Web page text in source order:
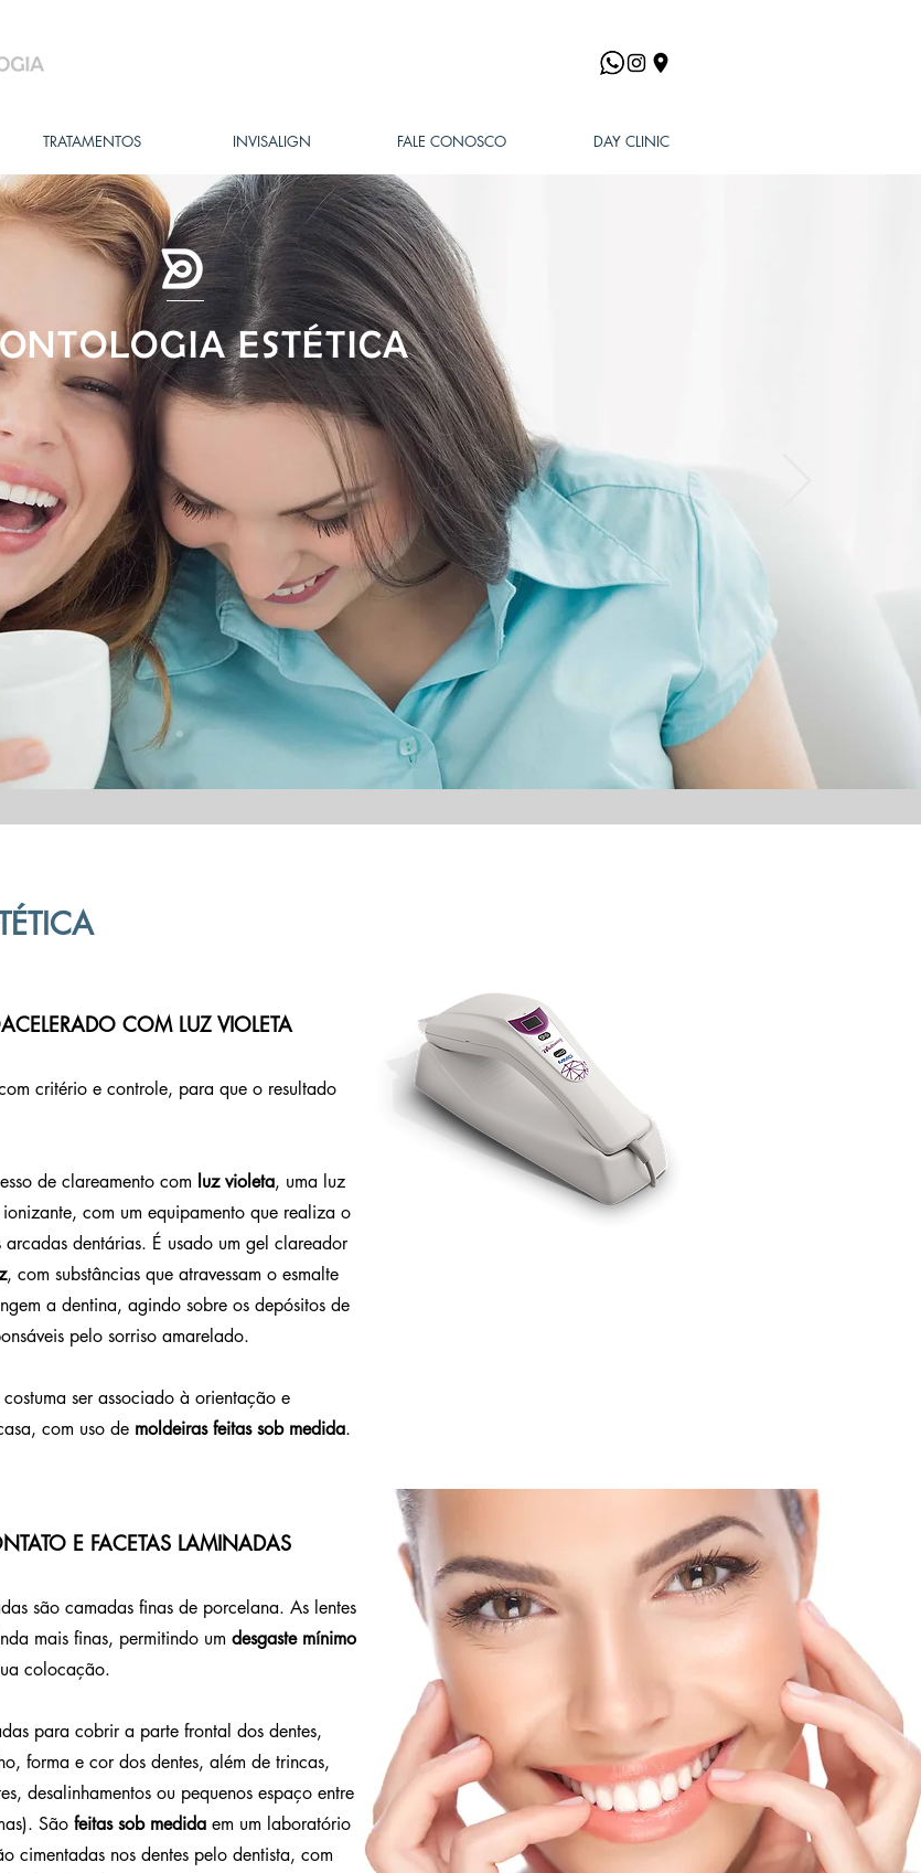
TRATAMENTOS INVISALIGN FALE CONOSCO DAY CLINIC
ESTÉTICA
COM LUZ VIOLETA
critério e controle, para que o resultado
de clareamento com luz violeta, uma luz
com um equipamento que realiza o
dentárias. É usado um gel clareador
, com substâncias que atravessam o esmalte
a dentina, agindo sobre os depósitos de
pelo sorriso amarelado.
ser associado à orientação e
com uso de moldeiras feitas sob medida.
E FACETAS LAMINADAS
são camadas finas de porcelana. As lentes
mais finas, permitindo um desgaste mínimo
colocação.
para cobrir a parte frontal dos dentes,
forma e cor dos dentes, além de trincas,
desalinhamentos ou pequenos espaço entre
São feitas sob medida em um laboratório
cimentadas nos dentes pelo dentista, com